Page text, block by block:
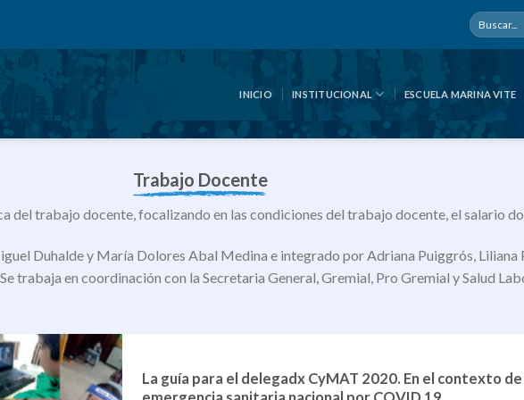
INICIO INSTITUCIONAL ESCUELA MARINA VITE
Trabajo Docente
del trabajo docente, focalizando en las condiciones del trabajo docente, el salario
Duhalde y María Dolores Abal Medina e integrado por Adriana Puiggrós, Liliana
trabaja en coordinación con la Secretaria General, Gremial, Pro Gremial y Salud
La guía para el delegadx CyMAT 2020. En el contexto de